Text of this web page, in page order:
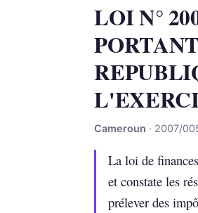
LOI N°
Cameroun · 2007/
La loi de
et constate les
prélever des